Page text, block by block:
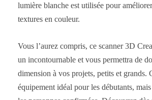
lumière blanche est utilisée pour
textures en couleur.
Vous l’aurez compris, ce scanner 3D
un incontournable et vous permettra de
dimension à vos projets, petits et grands.
équipement idéal pour les débutants,